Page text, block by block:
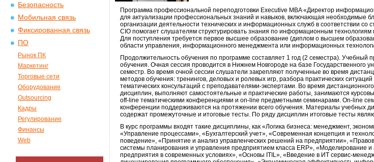
Безопасность
Мобильная связь
Фиксированная связь
ПО
Рынок ПК
Маркетинг
Торговые сети
Оборудование
Outsourcing
Кадры
Регулирование
Финансы
Web
Программа профессиональной переподготовки Executive MBA «Директор
для актуализации профессиональных знаний и навыков, включающая необходимые
организации деятельности технических и информационных служб в соответствии со
СIО помогает слушателям структурировать знания по информационным
Для поступления требуется первое высшее образование (диплом о высшем
области управления, информационного менеджмента или информационных
Продолжительность обучения по программе составляет 1 год (2 семестра).
обучения. Очная сессия проводится в Нижнем Новгороде на базе
семестр. Во время очной сессии слушатели закрепляют полученные во время
методов обучения: тренингов, деловых и ролевых игр, разбора практических
тематических консультаций с преподавателями-экспертами. Во время
дисциплин, выполняют самостоятельные и практические работы, занимаются
off-line тематическими конференциями и on-line предметными семинарами. Оn-line
конференции поддерживаются на протяжении всего обучения. Материалы учебных
содержат промежуточные и итоговые тесты. По ряду дисциплин итоговые тесты
В курс программы входят такие дисциплины, как «Логика бизнеса: менеджмент,
«Управление процессами», «Бухгалтерский учет», «Современная концепция и
поведение», «Принятие и анализ управленческих решений на предприятии»,
системы планирования и управления предприятием класса ERP», «Моделирование
предприятия в современных условиях», «Основы ITIL», «Введение в ИТ сервис-